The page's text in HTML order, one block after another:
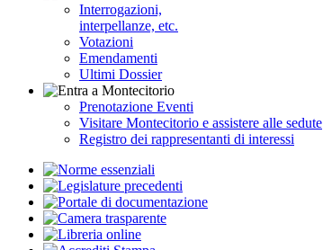
Interrogazioni,
interpellanze, etc.
Votazioni
Emendamenti
Ultimi Dossier
Prenotazione Eventi
Visitare Montecitorio e assistere alle sedute
Registro dei rappresentanti di interessi